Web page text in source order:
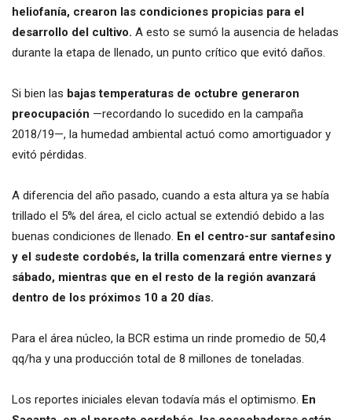
heliofanía, crearon las condiciones propicias para el
desarrollo del cultivo. A esto se sumó la ausencia de heladas
durante la etapa de llenado, un punto crítico que evitó daños.
Si bien las bajas temperaturas de octubre generaron
preocupación —recordando lo sucedido en la campaña
2018/19—, la humedad ambiental actuó como amortiguador y
evitó pérdidas.
A diferencia del año pasado, cuando a esta altura ya se había
trillado el 5% del área, el ciclo actual se extendió debido a las
buenas condiciones de llenado. En el centro-sur santafesino
y el sudeste cordobés, la trilla comenzará entre viernes y
sábado, mientras que en el resto de la región avanzará
dentro de los próximos 10 a 20 días.
Para el área núcleo, la BCR estima un rinde promedio de 50,4
qq/ha y una producción total de 8 millones de toneladas.
Los reportes iniciales elevan todavía más el optimismo. En